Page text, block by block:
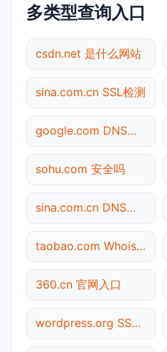
多类型查询入口
csdn.net 是什么网站
sina.com.cn SSL检测
google.com DNS解析
sohu.com 安全吗
sina.com.cn DNS解析
taobao.com Whois查询
360.cn 官网入口
wordpress.org SSL检测